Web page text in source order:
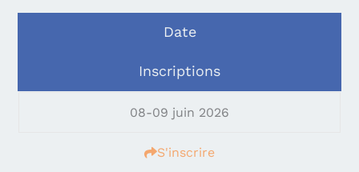
Date
Inscriptions
08-09 juin 2026
S'inscrire